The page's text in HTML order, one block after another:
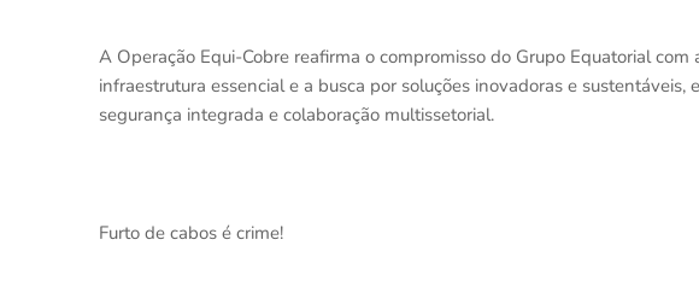
A Operação Equi-Cobre reafirma o compromisso do Grupo Equatorial
infraestrutura essencial e a busca por soluções inovadoras e
segurança integrada e colaboração multissetorial.
Furto de cabos é crime!